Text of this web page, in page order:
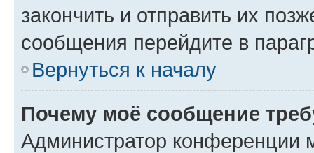
закончить и отправить их
сообщения перейдите в
Вернуться к началу
Почему моё сообщение
Администратор конференции